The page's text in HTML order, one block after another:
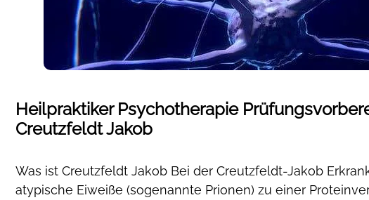
Heilpraktiker Psychotherapie
Creutzfeldt Jakob
Was ist Creutzfeldt Jakob Bei der Creutzfeldt-Jakob
atypische Eiweiße (sogenannte Prionen) zu einer